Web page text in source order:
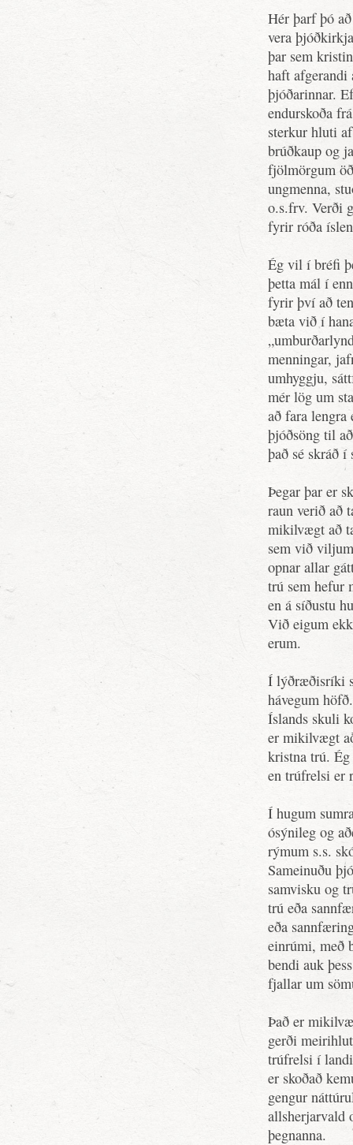
Hér þarf þó
vera
þar sem
haft afgerandi
þjóðarinnar.
endurskoða
sterkur hluti
brúðkaup og
fjölmörgum
ungmenna,
o.s.frv. Verði
fyrir róða
Ég vil í bréfi
þetta mál í
fyrir því að
bæta við í
menningar,
umhyggju,
mér lög um
að fara lengra
þjóðsöng til
það sé skráð í
Þegar þar er
raun verið að
mikilvægt að
sem við
opnar allar
trú sem hefur
en á síðustu
Við eigum
erum.
Í lýðræðisríki
hávegum
Íslands skuli
er mikilvægt
kristna trú.
en trúfrelsi er
Í hugum
ósýnileg og
rýmum s.s.
Sameinuðu
samvisku og
trú eða
eða
einrúmi, með
bendi auk
fjallar um
Það er
gerði
trúfrelsi í
er skoðað
gengur
allsherjarvald
þegnanna.